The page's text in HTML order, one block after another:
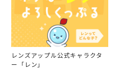
レンズアップル公式キャラクタ
ー「レン」